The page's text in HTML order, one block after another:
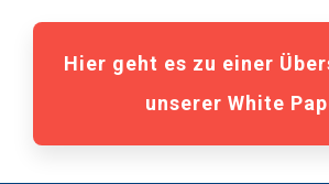
Hier geht es zu einer
unserer White